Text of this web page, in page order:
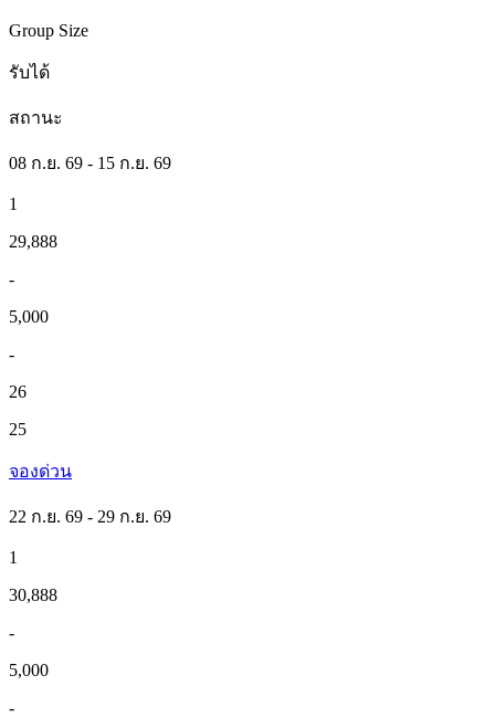
Group Size
รับได้
สถานะ
08 ก.ย. 69 - 15 ก.ย. 69
1
29,888
-
5,000
-
26
25
จองด่วน
22 ก.ย. 69 - 29 ก.ย. 69
1
30,888
-
5,000
-